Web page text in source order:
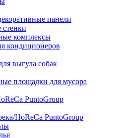
панели
комплексы
кондиционеров
выгула собак
площадки для мусора
PuntoGroup
HoReCa PuntoGroup